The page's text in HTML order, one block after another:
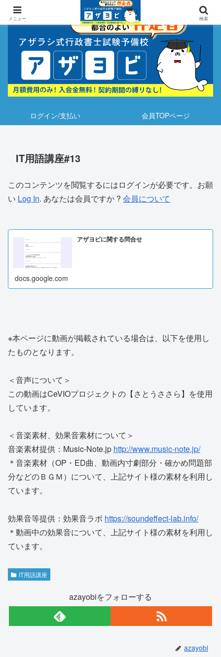
ログイン/支払い 会員TOPページ
IT用語講座#13
このコンテンツを閲覧するにはログインが必要です。お願
い Log In. あなたは会員ですか ? 会員について
アザヨビに関する問合せ
docs.google.com
※本ページに動画が掲載されている場合は、以下を使用し
たものとなります。
＜音声について＞
この動画はCeVIOプロジェクトの【さとうささら】を使用
しています。
＜音楽素材、効果音素材について＞
音楽素材提供：Music-Note.jp http://www.music-note.jp/
＊音楽素材（OP・ED曲、動画内寸劇部分・確かめ問題部
分などのＢＧＭ）について、上記サイト様の素材を利用し
ています。
効果音等提供：効果音ラボ https://soundeffect-lab.info/
＊動画中の効果音について、上記サイト様の素材を利用し
ています。
IT用語講座
azayobiをフォローする
azayobi
メニュー 検索